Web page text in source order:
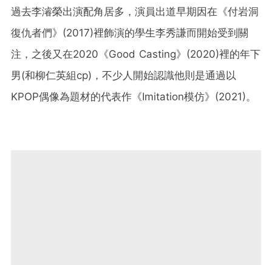
過去李濬榮出演配角居多，演員出道早期因在《付岩洞
復仇者們》(2017)裡飾演的學生李秀謙而開始受到關
注，之後又在2020《Good Casting》(2020)裡的年下
男(和柳仁英組cp)，不少人開始認識他則是通過以
KPOP偶像為題材的代表作《Imitation模仿》(2021)。